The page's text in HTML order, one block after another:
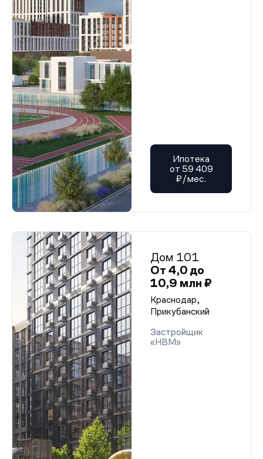
Ипотека
от 59 409
₽/мес.
Дом 101
От 4,0 до
10,9 млн ₽
Краснодар,
Прикубанский
Застройщик
«НВМ»